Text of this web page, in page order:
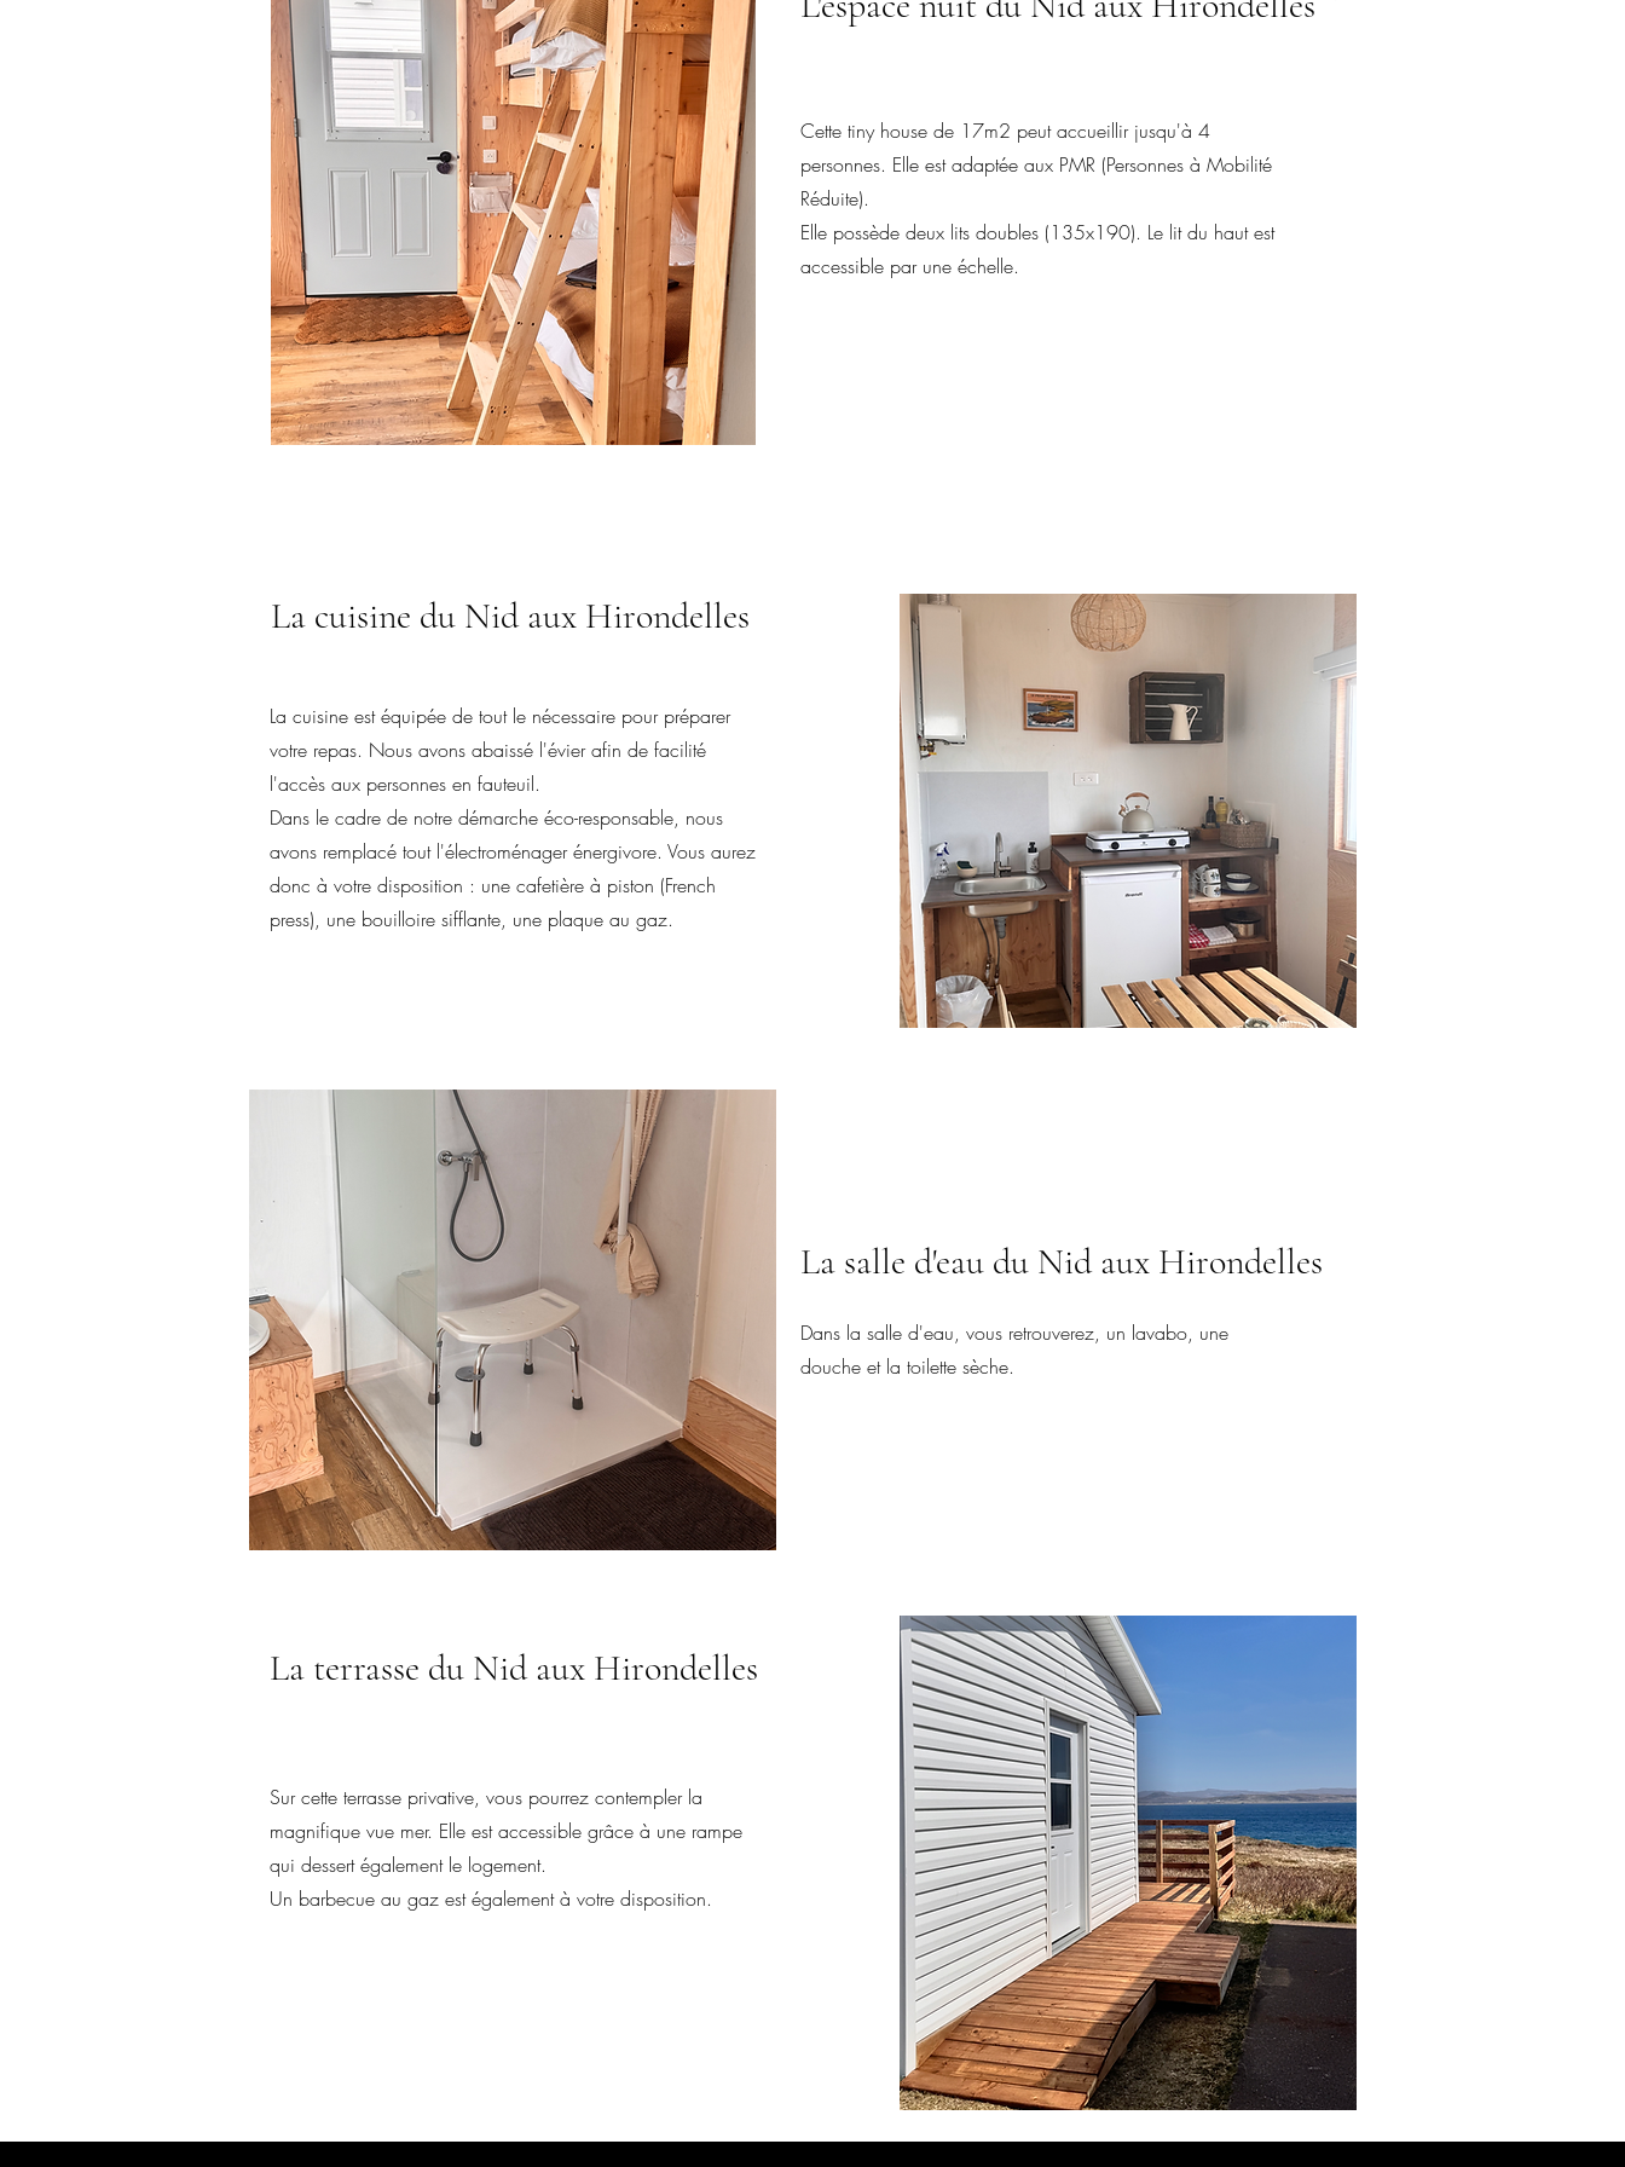
Cette tiny house de 17m2 peut accueillir jusqu'à 4
personnes. Elle est adaptée aux PMR (Personnes à Mobilité
Réduite).
Elle possède deux lits doubles (135x190). Le lit du haut est
accessible par une échelle.
La cuisine du Nid aux Hirondelles
La cuisine est équipée de tout le nécessaire pour préparer
votre repas. Nous avons abaissé l'évier afin de facilité
l'accès aux personnes en fauteuil.
Dans le cadre de notre démarche éco-responsable, nous
avons remplacé tout l'électroménager énergivore. Vous aurez
donc à votre disposition : une cafetière à piston (French
press), une bouilloire sifflante, une plaque au gaz.
La salle d'eau du Nid aux Hirondelles
Dans la salle d'eau, vous retrouverez, un lavabo, une
douche et la toilette sèche.
La terrasse du Nid aux Hirondelles
Sur cette terrasse privative, vous pourrez contempler la
magnifique vue mer. Elle est accessible grâce à une rampe
qui dessert également le logement.
Un barbecue au gaz est également à votre disposition.